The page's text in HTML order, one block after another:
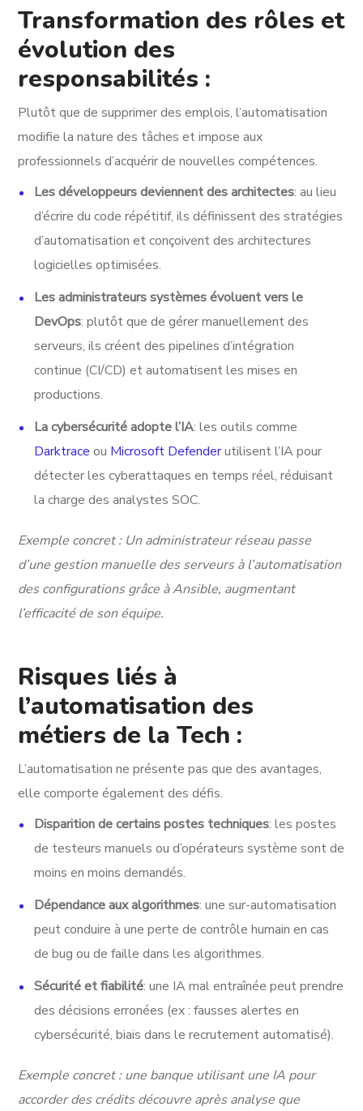
Transformation des rôles et
évolution des
responsabilités :
Plutôt que de supprimer des emplois, l’automatisation
modifie la nature des tâches et impose aux
professionnels d’acquérir de nouvelles compétences.
Les développeurs deviennent des architectes: au lieu
d’écrire du code répétitif, ils définissent des stratégies
d’automatisation et conçoivent des architectures
logicielles optimisées.
Les administrateurs systèmes évoluent vers le
DevOps: plutôt que de gérer manuellement des
serveurs, ils créent des pipelines d’intégration
continue (CI/CD) et automatisent les mises en
productions.
La cybersécurité adopte l’IA: les outils comme
Darktrace ou Microsoft Defenderutilisent l’IA pour
détecter les cyberattaques en temps réel, réduisant
la charge des analystes SOC.
Exemple concret : Un administrateur réseau passe
d’une gestion manuelle des serveurs à l’automatisation
des configurations grâce à Ansible, augmentant
l’efficacité de son équipe.
Risques liés à
l’automatisation des
métiers de la Tech :
L’automatisation ne présente pas que des avantages,
elle comporte également des défis.
Disparition de certains postes techniques: les postes
de testeurs manuels ou d’opérateurs système sont de
moins en moins demandés.
Dépendance aux algorithmes: une sur-automatisation
peut conduire à une perte de contrôle humain en cas
de bug ou de faille dans les algorithmes.
Sécurité et fiabilité: une IA mal entraînée peut prendre
des décisions erronées (ex : fausses alertes en
cybersécurité, biais dans le recrutement automatisé).
Exemple concret : une banque utilisant une IA pour
accorder des crédits découvre après analyse que